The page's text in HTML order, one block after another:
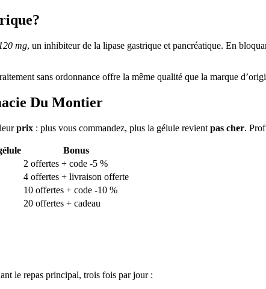
mg, un inhibiteur de la lipase gastrique et pancréatique. En
sans ordonnance offre la même qualité que la marque
Du Montier
prix : plus vous commandez, plus la gélule revient pas cher.
Bonus
2 offertes + code -5 %
4 offertes + livraison offerte
10 offertes + code -10 %
20 offertes + cadeau
le repas principal, trois fois par jour :